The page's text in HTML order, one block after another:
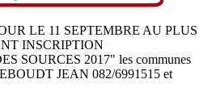
LE 11 SEPTEMBRE AU PLUS
INSCRIPTION
SOURCES 2017" les communes
JEAN 082/6991515 et